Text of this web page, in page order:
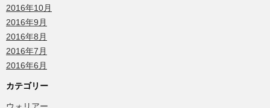
2016年10月
2016年9月
2016年8月
2016年7月
2016年6月
カテゴリー